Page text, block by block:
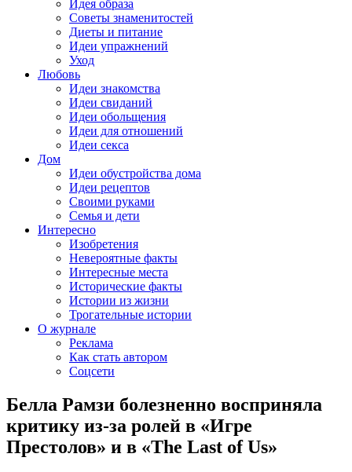
Идея образа
Советы знаменитостей
Диеты и питание
Идеи упражнений
Уход
Любовь
Идеи знакомства
Идеи свиданий
Идеи обольщения
Идеи для отношений
Идеи секса
Дом
Идеи обустройства дома
Идеи рецептов
Своими руками
Семья и дети
Интересно
Изобретения
Невероятные факты
Интересные места
Исторические факты
Истории из жизни
Трогательные истории
О журнале
Реклама
Как стать автором
Соцсети
Белла Рамзи болезненно восприняла
критику из-за ролей в «Игре
Престолов» и в «The Last of Us»